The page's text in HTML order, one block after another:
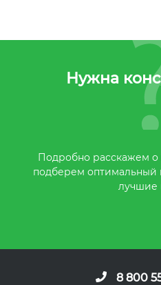
Нужна
Подробно расскажем о
подберем
лучшие
8 800